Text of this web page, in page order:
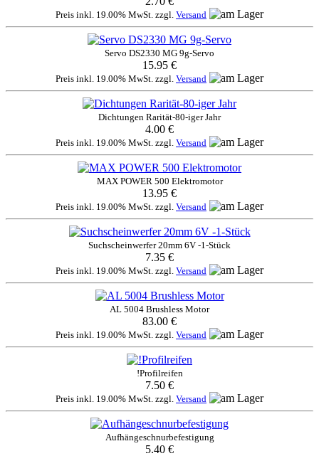
Preis inkl. 19.00% MwSt. zzgl. Versand
Servo DS2330 MG 9g-Servo
15.95 €
Preis inkl. 19.00% MwSt. zzgl. Versand
Dichtungen Rarität-80-iger Jahr
4.00 €
Preis inkl. 19.00% MwSt. zzgl. Versand
MAX POWER 500 Elektromotor
13.95 €
Preis inkl. 19.00% MwSt. zzgl. Versand
Suchscheinwerfer 20mm 6V -1-Stück
7.35 €
Preis inkl. 19.00% MwSt. zzgl. Versand
AL 5004 Brushless Motor
83.00 €
Preis inkl. 19.00% MwSt. zzgl. Versand
!Profilreifen
7.50 €
Preis inkl. 19.00% MwSt. zzgl. Versand
Aufhängeschnurbefestigung
5.40 €